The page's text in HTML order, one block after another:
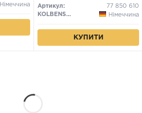
Німеччина Артикул:
77 850 610
KOLBENSCHMIDT
Німеччина
КУПИТИ